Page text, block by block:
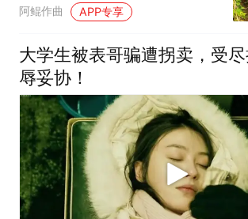
阿鲲作曲 APP专享
大学生被表哥骗遭拐卖，受
辱妥协！